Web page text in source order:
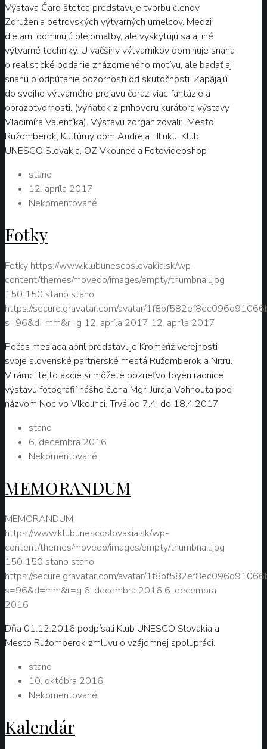
Výstava Čaro štetca predstavuje tvorbu členov
Združenia petrovských výtvarných umelcov. Medzi
dielami dominujú olejomaľby, ale vyskytujú sa aj iné
výtvarné techniky. U väčšiny výtvarníkov dominuje snaha
o realistické podanie znázorneného motívu, ale badať aj
snahu o odpútanie pozornosti od skutočnosti. Zapájajú
do svojho výtvarného prejavu čoraz viac fantázie a
obrazotvornosti. (výňatok z príhovoru kurátora výstavy
Vladimíra Valentíka). Výstavu zorganizovali: Mesto
Ružomberok, Kultúrny dom Andreja Hlinku, Klub
UNESCO Slovakia, OZ Vkolínec a Fotovideoshop
stano
12. apríla 2017
Nekomentované
Fotky
Fotky https://www.klubunescoslovakia.sk/wp-
content/themes/movedo/images/empty/thumbnail.jpg
150 150 stano stano
https://secure.gravatar.com/avatar/
s=96&d=mm&r=g 12. apríla 2017 12. apríla 2017
Počas mesiaca apríl predstavuje Kroměříž verejnosti
svoje slovenské partnerské mestá Ružomberok a Nitru.
V rámci tejto akcie si môžete pozrieťvo foyeri radnice
výstavu fotografií nášho člena Mgr. Juraja Vohnouta pod
názvom Noc vo Vlkolínci. Trvá od 7.4. do 18.4.2017
stano
6. decembra 2016
Nekomentované
MEMORANDUM
MEMORANDUM
https://www.klubunescoslovakia.sk/wp-
content/themes/movedo/images/empty/thumbnail.jpg
150 150 stano stano
https://secure.gravatar.com/avatar/
s=96&d=mm&r=g 6. decembra 2016 6. decembra
2016
Dňa 01.12.2016 podpísali Klub UNESCO Slovakia a
Mesto Ružomberok zmluvu o vzájomnej spolupráci.
stano
10. októbra 2016
Nekomentované
Kalendár